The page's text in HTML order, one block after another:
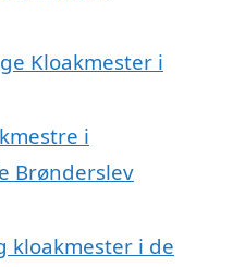
Kloakmester i
i
Brønderslev
kloakmester i de